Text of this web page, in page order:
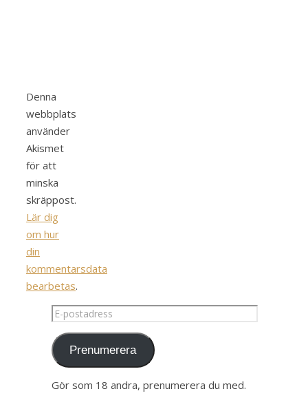
Denna
webbplats
använder
Akismet
för att
minska
skräppost.
Lär dig
om hur
din
kommentarsdata
bearbetas.
E-
postadress
Prenumerera
Gör som 18 andra, prenumerera du med.